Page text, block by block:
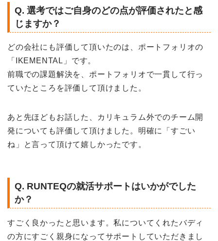
Q. 選考ではご自身のどの点が評価されたと感
じますか？
どの会社にも評価して頂いたのは、ポートフォリオの
「IKEMENTAL」です。
前職での課題解決を、ポートフォリオで一貫して行っ
ていたところを評価して頂けました。
あと先ほどもお話した、カリキュラム外でのチーム開
発についても評価して頂けました。 明確に「すごい
ね」と言って頂けて嬉しかったです。
Q. RUNTEQの就活サポートはいかがでした
か？
すごく良かったと思います。私についてくれたバディ
の方にすごく親身になってサポートしていただきまし